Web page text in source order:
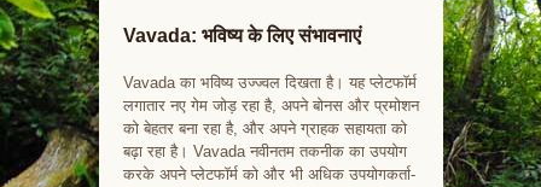
Vavada: भविष्य के लिए संभावनाएं
Vavada का भविष्य उज्ज्वल दिखता है। यह प्लेटफॉर्म
लगातार नए गेम जोड़ रहा है, अपने बोनस और प्रमोशन
को बेहतर बना रहा है, और अपने ग्राहक सहायता को
बढ़ा रहा है। Vavada नवीनतम तकनीक का उपयोग
करके अपने प्लेटफॉर्म को और भी अधिक उपयोगकर्ता-